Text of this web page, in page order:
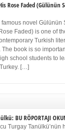
Rose Faded (Gülünün
famous novel Gülünün
Faded) is one of
Turkish
The book is so
school students to
[…]
BU RÖPORTAJI
Turgay Tanülkü’nün